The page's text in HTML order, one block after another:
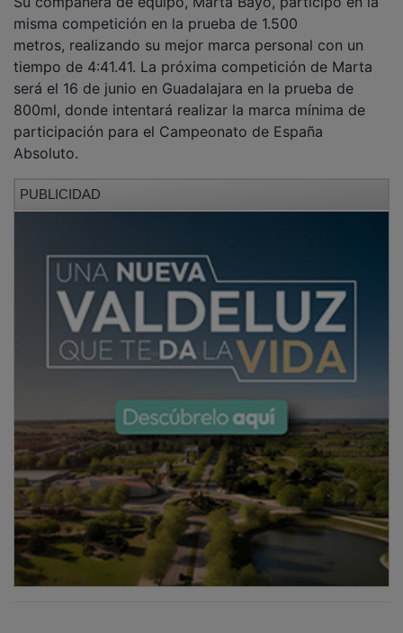
misma competición en la prueba de 1.500
metros, realizando su mejor marca personal con un
tiempo de 4:41.41. La próxima competición de Marta
será el 16 de junio en Guadalajara en la prueba de
800ml, donde intentará realizar la marca mínima de
participación para el Campeonato de España
Absoluto.